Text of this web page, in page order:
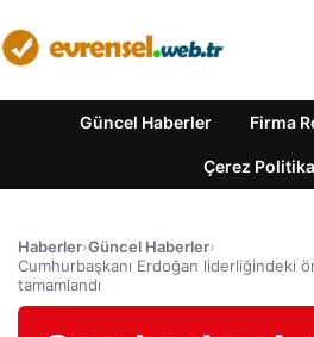
Güncel Haberler Firma
Çerez
Haberler›Güncel Haberler›
Cumhurbaşkanı Erdoğan liderliğindeki
tamamlandı